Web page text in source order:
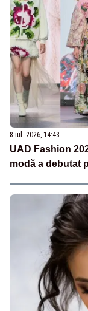
8 iul. 2026, 14:43
UAD Fashion
modă a debutat